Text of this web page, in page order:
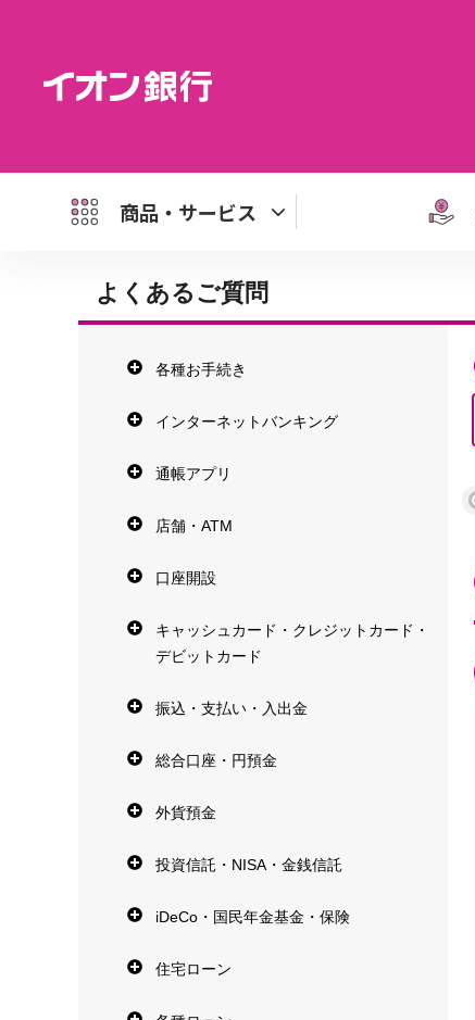
商品・サービス
よくあるご質問
各種お手続き
インターネットバンキング
通帳アプリ
店舗・ATM
口座開設
キャッシュカード・クレジットカード・
デビットカード
振込・支払い・入出金
総合口座・円預金
外貨預金
投資信託・NISA・金銭信託
iDeCo・国民年金基金・保険
住宅ローン